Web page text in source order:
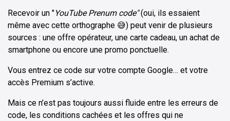
Recevoir un "YouTube Prenum code"(oui, ils essaient
même avec cette orthographe 😅) peut venir de plusieurs
sources : une offre opérateur, une carte cadeau, un achat de
smartphone ou encore une promo ponctuelle.
Vous entrez ce code sur votre compte Google… et votre
accès Premium s’active.
Mais ce n’est pas toujours aussi fluide entre les erreurs de
code, les conditions cachées et les offres qui ne